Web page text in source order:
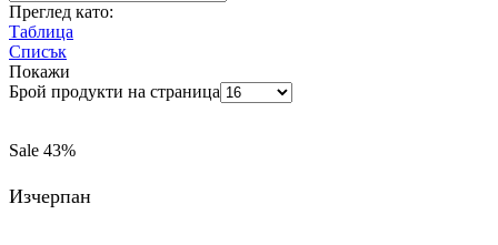
Преглед като:
Таблица
Списък
Покажи
Брой продукти на страница
Sale 43%
Изчерпан